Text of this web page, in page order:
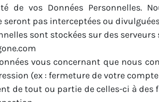
de vos Données Personnelles.
pas interceptées ou
sont stockées sur des serveurs
vous concernant que nous
(ex : fermeture de votre
de tout ou partie de celles-ci à